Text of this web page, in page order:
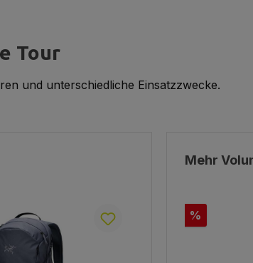
Tour
und unterschiedliche Einsatzzwecke.
Mehr
Rabatt
%